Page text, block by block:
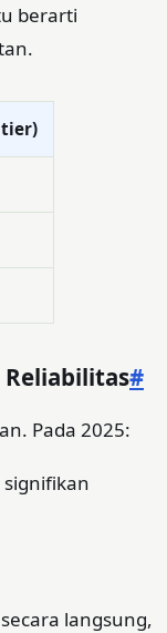
berarti
#
Pada 2025:
langsung,